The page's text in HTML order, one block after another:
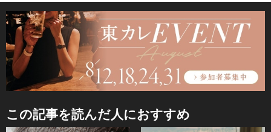
この記事を読んだ人におすすめ